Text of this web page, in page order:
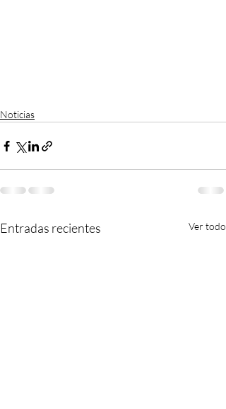
Noticias
Entradas recientes Ver todo